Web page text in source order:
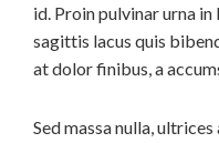
id. Proin pulvinar urna
sagittis lacus quis
at dolor finibus, a
Sed massa nulla,